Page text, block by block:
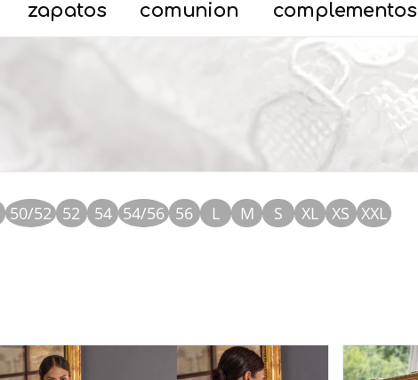
zapatos comunion complementos
50/52 52 54 54/56 56 L M S XL XS XXL